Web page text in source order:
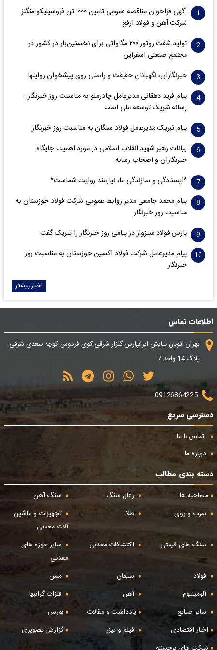
آگهی فراخوان مناقصه عمومی تامین ۱۰۰۰ تن فروسیلیکو منگنز
شرکت آهن و فولاد ارفع
تولید شفت روتور ۲۰۰ مگاواتی برای نخستین‌بار در کشور در
مجتمع صنعتی اسفراین
خبرنگاران، نگهبانان حقیقت و راستی روی پیشخوان روایت­ها
پیام فرید دهقانی مدیرعامل چادرملو به مناسبت روز خبرنگار:
رسانه شریک توسعه ملی است
پیام تبریک مدیرعامل فولاد سنگان به مناسبت روز خبرنگار
بیانات رهبر شهید انقلاب اسلامی در مورد اهمیت جایگاه
خبرنگاران و اصحاب رسانه
*ایستادگی و سازندگی ما، نیازمند روایت شماست*
پیام محمد جامعی مدیر روابط عمومی شرکت فولاد خوزستان به
مناسبت روز خبرنگار
پارس فولاد سبزوار در پیامی روز خبرنگار را تبریک گفت
پیام مدیرعامل شرکت فولاد اکسین خوزستان به مناسبت روز
خبرنگار
اخبار بیشتر
اطلاعات تماس
تهران-اتوبان نیایش-ایرانپارس-گلزار شرقی-کوی فردوس-کوچه سعدی شرقی-
پلاک 14 واحد 7
09126864225
دسترسی سریع
تماس با ما
درباره ما
دسته بندی مطالب
مصاحبه ها
زغال سنگ
سنگ آهن
سرب و روی
طلا
تجهیزات و ماشین
آلات معدنی
سنگ های قیمتی
اکتشافات معدنی
سایر حوزه های
معدنی
فولاد
سیمان
مس
آلومینیوم
آهن
فلزات گرانبها
سایر صنایع
یادداشت و مقالات
بورس
اخبار اقتصادی
فیلم و تیزر
گزارش تصویری